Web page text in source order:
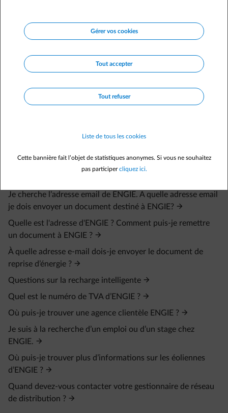
Où puis-je poser mes questions sur la gestion de mes
données par ENGIE ?
Des questions sur un nouveau raccordement ?
Des questions sur votre situation personnelle ?
Messages frauduleux
Je cherche l’adresse email de ENGIE. A quelle adresse email
je dois envoyer un document destiné à ENGIE?
Quelle est l'adresse d'ENGIE ? Comment puis-je remettre
un document à ENGIE ?
À quelle adresse e-mail dois-je envoyer le document de
reprise d’énergie ?
Questions sur la recharge intelligente
Quel est le numéro de TVA d’ENGIE ?
Où puis‑je trouver une agence clientèle ENGIE ?
Je suis à la recherche d’un emploi ou d’un stage chez
ENGIE.
Où puis‑je trouver plus d’informations sur les éoliennes
d’ENGIE ?
Quand devez‑vous contacter votre gestionnaire de réseau
de distribution ?
Gérer vos cookies
Tout accepter
Tout refuser
Liste de tous les cookies
Cette bannière fait l’objet de statistiques anonymes. Si vous ne souhaitez
pas participercliquez ici.